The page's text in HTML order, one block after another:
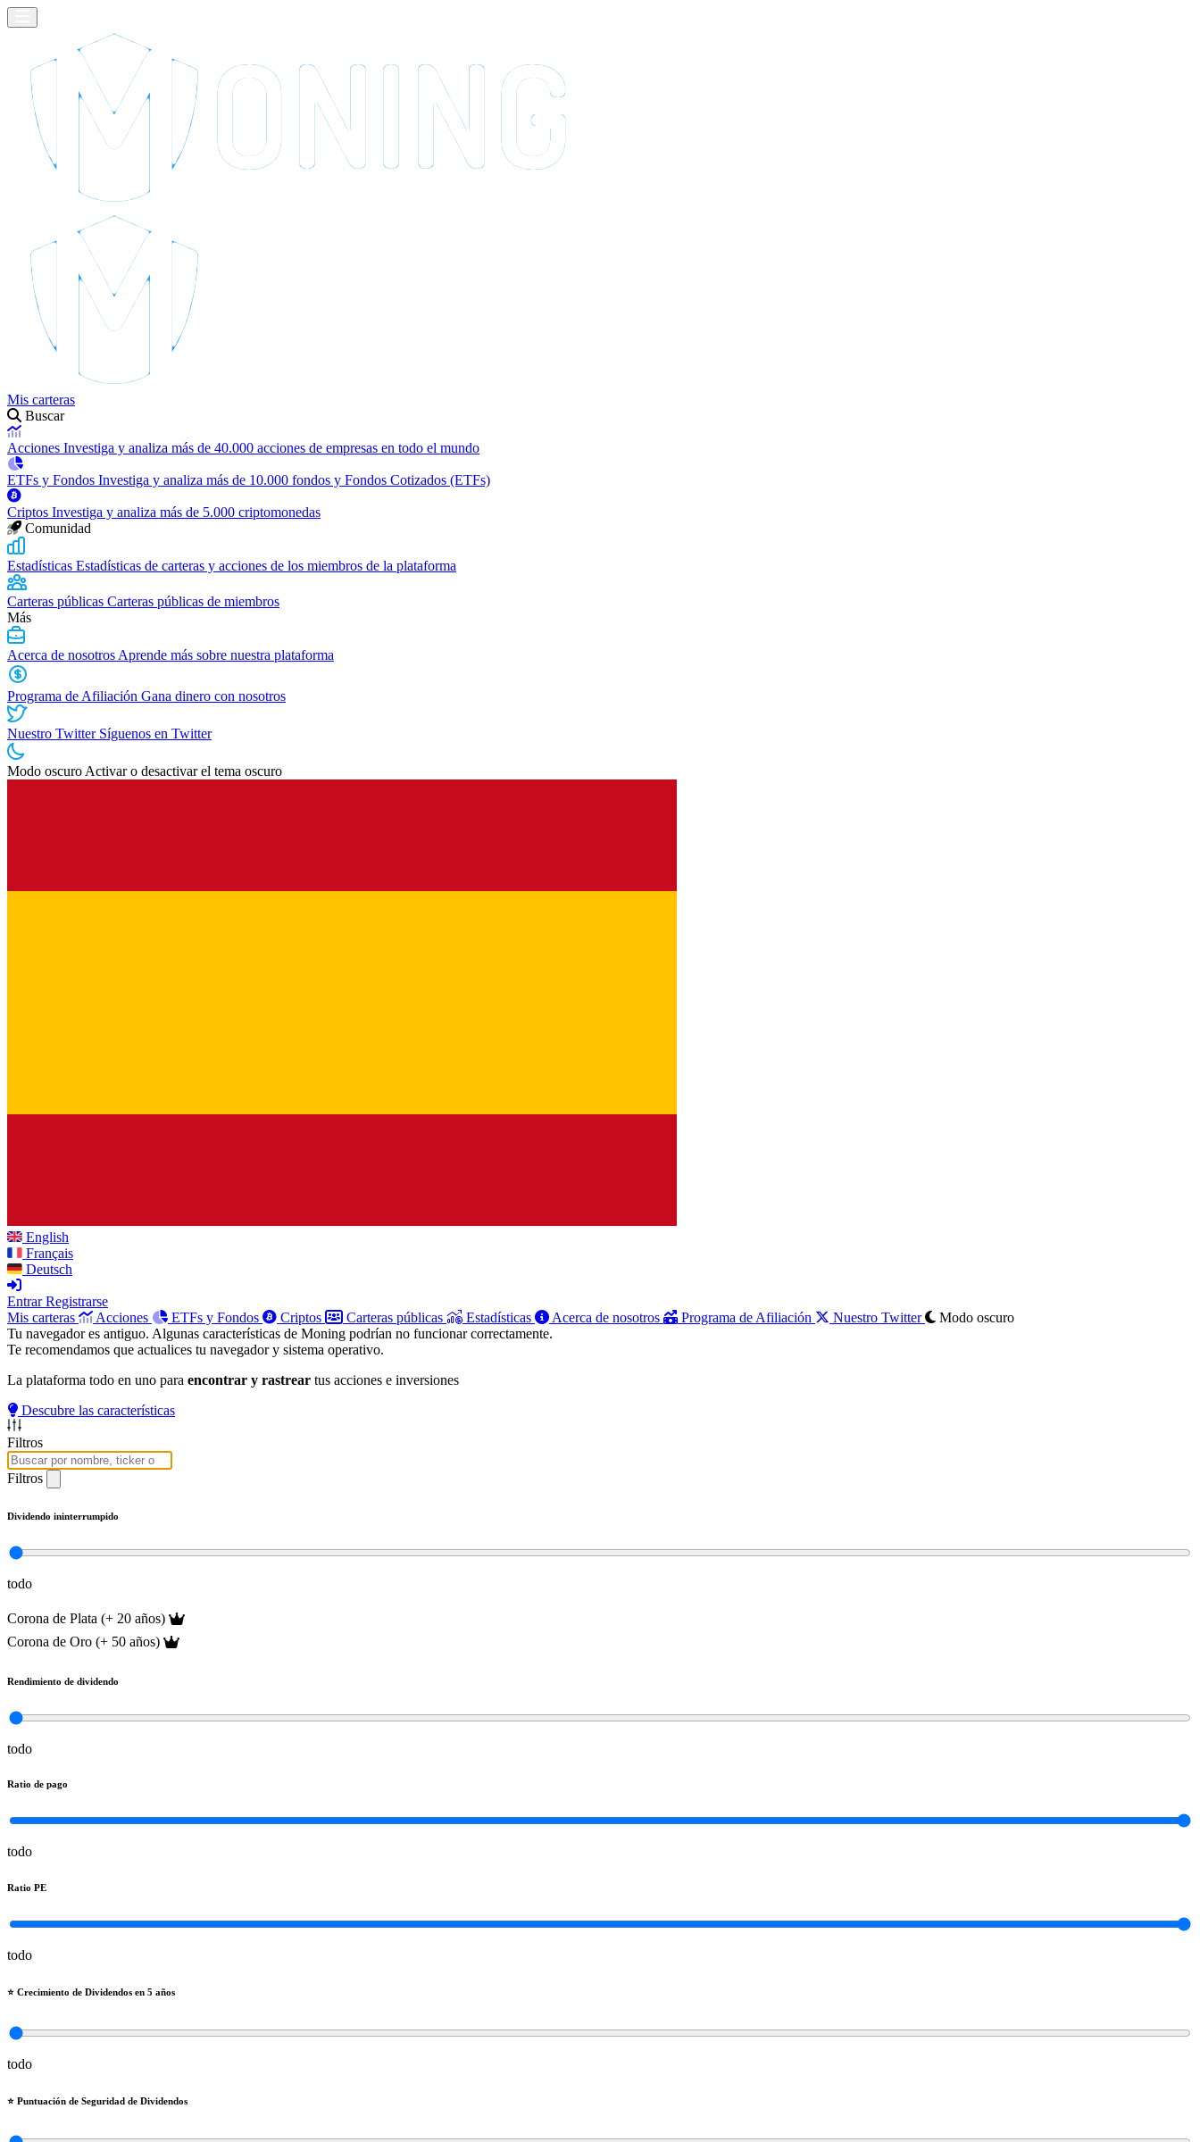
Mis carteras
Buscar
Acciones Investiga y analiza más de 40.000 acciones de empresas en todo el mundo
ETFs y Fondos Investiga y analiza más de 10.000 fondos y Fondos Cotizados (ETFs)
Criptos Investiga y analiza más de 5.000 criptomonedas
Comunidad
Estadísticas Estadísticas de carteras y acciones de los miembros de la plataforma
Carteras públicas Carteras públicas de miembros
Más
Acerca de nosotros Aprende más sobre nuestra plataforma
Programa de Afiliación Gana dinero con nosotros
Nuestro Twitter Síguenos en Twitter
Modo oscuro Activar o desactivar el tema oscuro
English
Français
Deutsch
Entrar Registrarse
Mis carteras
Acciones ETFs y Fondos Criptos Carteras públicas Estadísticas Acerca de nosotros Programa de Afiliación Nuestro Twitter
Modo oscuro
Tu navegador es antiguo. Algunas características de Moning podrían no funcionar correctamente.
Te recomendamos que actualices tu navegador y sistema operativo.
La plataforma todo en uno para encontrar y rastrear tus acciones e inversiones
Descubre las características
Filtros
Filtros
Dividendo ininterrumpido
todo
Corona de Plata (+ 20 años)
Corona de Oro (+ 50 años)
Rendimiento de dividendo
todo
Ratio de pago
todo
Ratio PE
todo
⭐️ Crecimiento de Dividendos en 5 años
todo
⭐️ Puntuación de Seguridad de Dividendos